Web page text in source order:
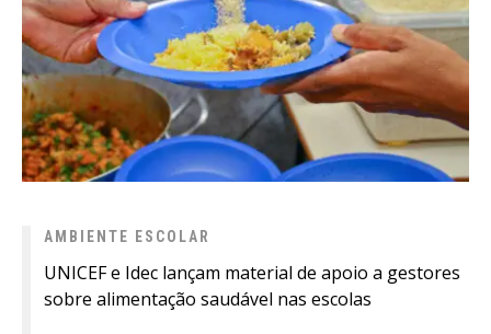
AMBIENTE ESCOLAR
UNICEF e Idec lançam material de apoio a gestores
sobre alimentação saudável nas escolas